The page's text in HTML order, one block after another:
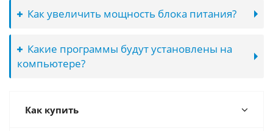
Как увеличить мощность блока питания?
Какие программы будут установлены на
компьютере?
Как купить